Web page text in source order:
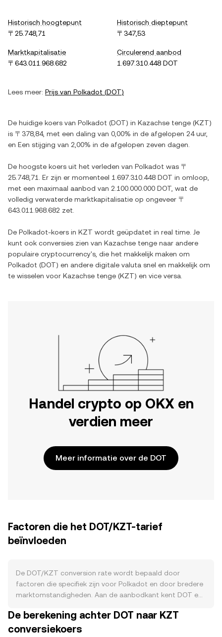
Historisch hoogtepunt
〒25.748,71
Historisch dieptepunt
〒347,53
Marktkapitalisatie
〒643.011.968.682
Circulerend aanbod
1.697.310.448 DOT
Lees meer: Prijs van Polkadot (DOT)
De huidige koers van Polkadot (DOT) in Kazachse tenge (KZT)
is 〒378,84, met een daling van 0,00% in de afgelopen 24 uur,
en Een stijging van 2,00% in de afgelopen zeven dagen.
De hoogste koers uit het verleden van Polkadot was 〒
25.748,71
. Er zijn er momenteel 1.697.310.448 DOT in omloop,
met een maximaal aanbod van 2.100.000.000 DOT , wat de
volledig verwaterde marktkapitalisatie op ongeveer 〒
643.011.968.682 zet.
De Polkadot-koers in KZT wordt geüpdatet in real time. Je
kunt ook conversies zien van Kazachse tenge naar andere
populaire cryptocurrency's, die het makkelijk maken om
Polkadot (DOT) en andere digitale valuta snel en makkelijk om
te wisselen voor Kazachse tenge (KZT) en vice versa.
Handel crypto op OKX en
verdien meer
Meer informatie over de DOT
Factoren die het DOT/KZT-tarief
beïnvloeden
De DOT/KZT conversion rate wordt bepaald door
factoren die specifiek zijn voor Polkadot en door bredere
marktomstandigheden. Aan de aanbodkant kent DOT een
inflatie wordt protocolmatig verdeeld tussen validators,
nominators en de schatkist, met een doelstelling die via
De berekening achter DOT naar KZT
conversiekoers